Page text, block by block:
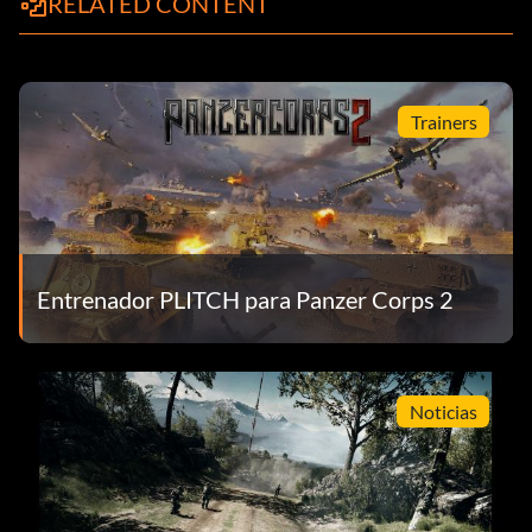
Trainers
Entrenador PLITCH para Panzer Corps 2
Noticias